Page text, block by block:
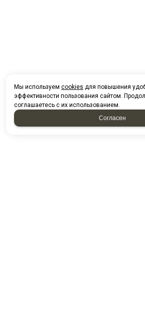
Мы используем cookies для повышения
эффективности пользования сайтом.
соглашаетесь с их использованием.
Согласен